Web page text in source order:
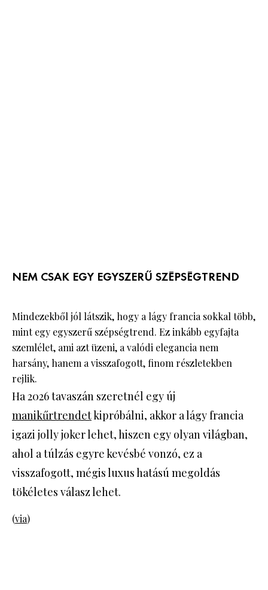
NEM CSAK EGY EGYSZERŰ SZÉPSÉGTREND
Mindezekből jól látszik, hogy a lágy francia sokkal több,
mint egy egyszerű szépségtrend. Ez inkább egyfajta
szemlélet, ami azt üzeni, a valódi elegancia nem
harsány, hanem a visszafogott, finom részletekben
rejlik.
Ha 2026 tavaszán szeretnél egy új
manikűrtrendetkipróbálni, akkor a lágy francia
igazi jolly joker lehet, hiszen egy olyan világban,
ahol a túlzás egyre kevésbé vonzó, ez a
visszafogott, mégis luxus hatású megoldás
tökéletes válasz lehet.
(via)